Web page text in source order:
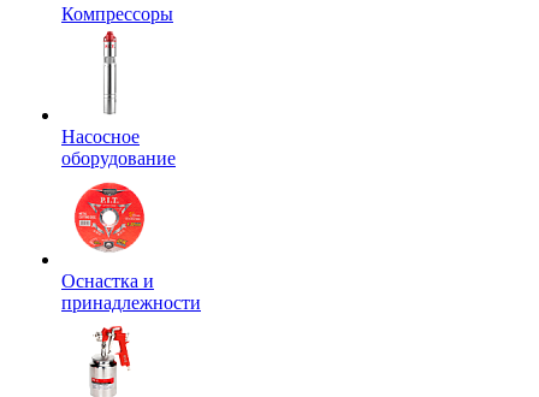
Компрессоры
Насосное
оборудование
Оснастка и
принадлежности